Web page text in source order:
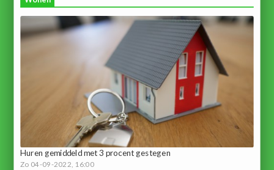
Huren gemiddeld met 3 procent gestegen
Zo 04-09-2022, 16:00